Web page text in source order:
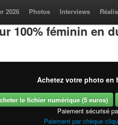
2026 Photos Interviews
100% féminin en
Achetez votre photo en
le fichier numérique (5 euros)
Paiement sécurisé
Paiement par chèque